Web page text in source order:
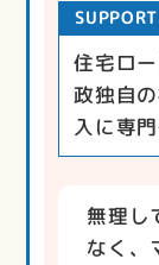
SUPPORT
住宅ロ
政独自
入に専
無理し
なく、